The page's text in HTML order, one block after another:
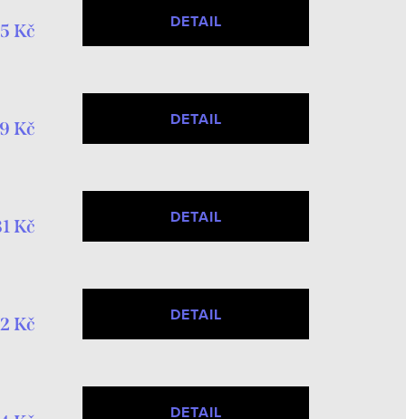
Kč DETAIL
Kč DETAIL
Kč DETAIL
Kč DETAIL
DETAIL